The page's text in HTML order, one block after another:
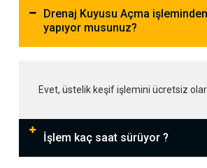
Drenaj Kuyusu Açma
yapıyor musunuz?
Evet, üstelik keşif işlemini ücretsiz
İşlem kaç saat sürüyor ?